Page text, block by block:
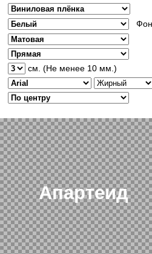
см. (Не менее 10 мм.)